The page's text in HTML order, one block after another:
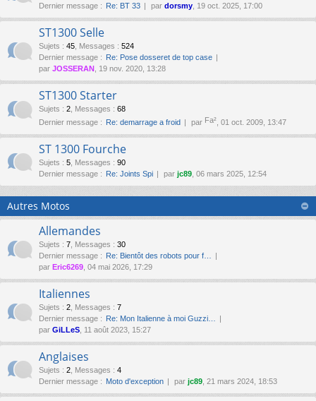
Dernier message : Re: BT 33 par dorsmy , 19 oct. 2025, 17:00
ST1300 Selle
Sujets : 45 Messages : 524
Dernier message : Re: Pose dosseret de top case
par JOSSERAN , 19 nov. 2020, 13:28
ST1300 Starter
Sujets : 2 Messages : 68
Dernier message : Re: demarrage a froid par Fa² , 01 oct. 2009, 13:47
ST 1300 Fourche
Sujets : 5 Messages : 90
Dernier message : Re: Joints Spi par jc89 , 06 mars 2025, 12:54
Autres Motos
Allemandes
Sujets : 7 Messages : 30
Dernier message : Re: Bientôt des robots pour f…
par Eric6269 , 04 mai 2026, 17:29
Italiennes
Sujets : 2 Messages : 7
Dernier message : Re: Mon Italienne à moi Guzzi…
par GiLLeS , 11 août 2023, 15:27
Anglaises
Sujets : 2 Messages : 4
Dernier message : Moto d'exception par jc89 , 21 mars 2024, 18:53